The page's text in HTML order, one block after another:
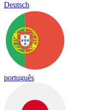
Deutsch
português